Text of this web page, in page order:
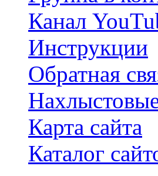
Канал
Инструкции
Обратная
Карта сайта
Каталог